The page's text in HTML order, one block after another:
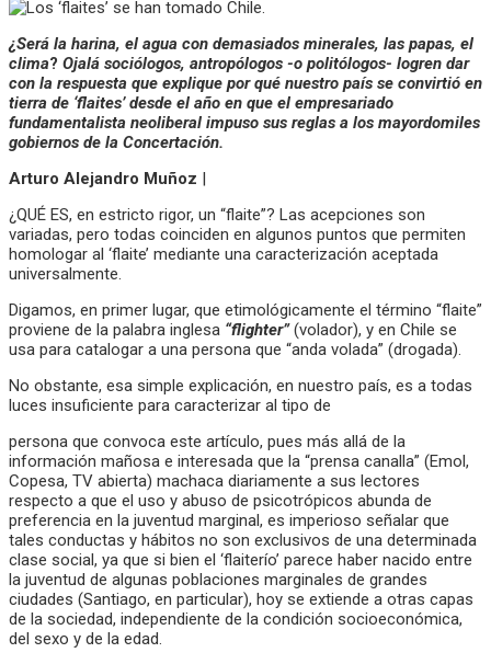
¿Será la harina, el agua con demasiados minerales, las papas, el
clima? Ojalá sociólogos, antropólogos -o politólogos- logren dar
con la respuesta que explique por qué nuestro país se convirtió en
tierra de ‘flaites’ desde el año en que el empresariado
fundamentalista neoliberal impuso sus reglas a los mayordomiles
gobiernos de la Concertación.
Arturo Alejandro Muñoz |
¿QUÉ ES, en estricto rigor, un “flaite”? Las acepciones son
variadas, pero todas coinciden en algunos puntos que permiten
homologar al ‘flaite’ mediante una caracterización aceptada
universalmente.
Digamos, en primer lugar, que etimológicamente el término “flaite”
proviene de la palabra inglesa “flighter”(volador), y en Chile se
usa para catalogar a una persona que “anda volada” (drogada).
No obstante, esa simple explicación, en nuestro país, es a todas
luces insuficiente para caracterizar al tipo de
persona que convoca este artículo, pues más allá de la
información mañosa e interesada que la “prensa canalla” (Emol,
Copesa, TV abierta) machaca diariamente a sus lectores
respecto a que el uso y abuso de psicotrópicos abunda de
preferencia en la juventud marginal, es imperioso señalar que
tales conductas y hábitos no son exclusivos de una determinada
clase social, ya que si bien el ‘flaiterío’ parece haber nacido entre
la juventud de algunas poblaciones marginales de grandes
ciudades (Santiago, en particular), hoy se extiende a otras capas
de la sociedad, independiente de la condición socioeconómica,
del sexo y de la edad.